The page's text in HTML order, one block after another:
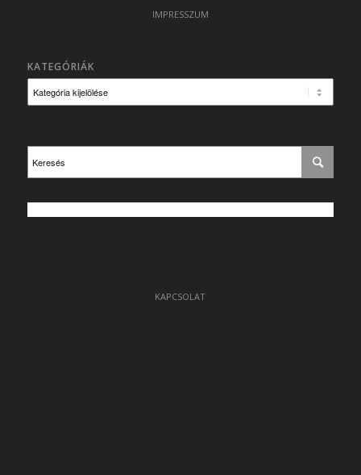
IMPRESSZUM
KATEGÓRIÁK
KAPCSOLAT